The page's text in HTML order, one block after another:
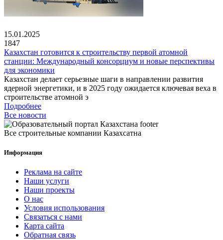
15.01.2025
1847
Казахстан готовится к строительству первой атомной
станции: Международный консорциум и новые перспективы
для экономики
Казахстан делает серьезные шаги в направлении развития
ядерной энергетики, и в 2025 году ожидается ключевая веха в
строительстве атомной э
Подробнее
Все новости
Все строительные компании Казахсатна
Информация
Реклама на сайте
Наши услуги
Наши проекты
О нас
Условия использования
Связаться с нами
Карта сайта
Обратная связь